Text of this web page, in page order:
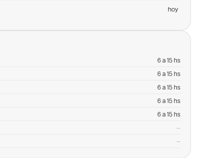
hoy
6 a 15 hs
6 a 15 hs
6 a 15 hs
6 a 15 hs
6 a 15 hs
—
—